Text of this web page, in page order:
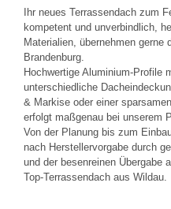
Ihr neues Terrassendach zum
kompetent und unverbindlich,
Materialien, übernehmen gerne
Brandenburg.
Hochwertige Aluminium-Profile
unterschiedliche
& Markise oder einer
erfolgt maßgenau bei unserem
Von der Planung bis zum
nach Herstellervorgabe durch
und der besenreinen Übergabe
Top-Terrassendach aus Wildau.